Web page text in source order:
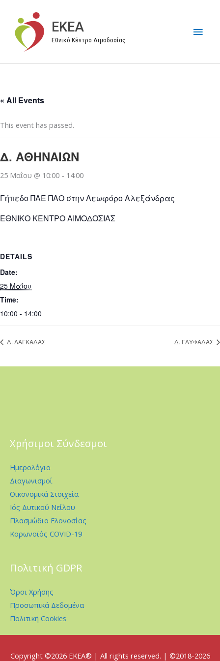
περιεχόμενο
EKEA
Εθνικό Κέντρο Αιμοδοσίας
« All Events
This event has passed.
Δ. ΑΘΗΝΑΙΩΝ
25 Μαΐου @ 10:00 - 14:00
Γήπεδο ΠΑΕ ΠΑΟ στην Λεωφόρο Αλεξάνδρας
ΕΘΝΙΚΟ ΚΕΝΤΡΟ ΑΙΜΟΔΟΣΙΑΣ
DETAILS
Date:
25 Μαΐου
Time:
10:00 - 14:00
Δ. ΛΑΓΚΑΔΑΣ Δ. ΓΛΥΦΑΔΑΣ
Χρήσιμοι Σύνδεσμοι
Ημερολόγιο
Διαγωνισμοί
Οικονομικά Στοιχεία
Ιός Δυτικού Νείλου
Πλασμώδιο Ελονοσίας
Κορωνοϊός COVID-19
Πολιτική GDPR
Όροι Χρήσης
Προσωπικά Δεδομένα
Πολιτική Cookies
Copyright ©2026 EKEA® | All rights reserved. | ©2018-2026